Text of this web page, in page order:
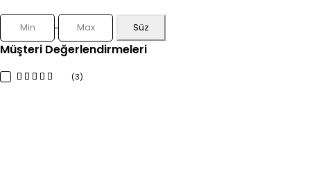
Süz
Müşteri Değerlendirmeleri
(3)